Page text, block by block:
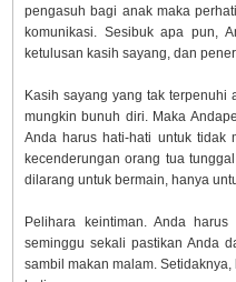
pengasuh bagi anak maka
komunikasi. Sesibuk apa pun,
ketulusan kasih sayang, dan
Kasih sayang yang tak terpenuhi
mungkin bunuh diri. Maka
Anda harus hati-hati untuk tidak
kecenderungan orang tua
dilarang untuk bermain, hanya
Pelihara keintiman. Anda
seminggu sekali pastikan Anda
sambil makan malam.